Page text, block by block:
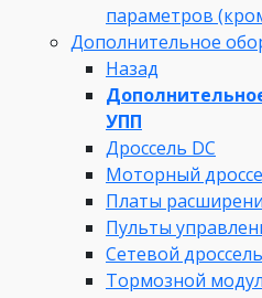
параметров
Дополнительное
Назад
УПП
Дроссель DC
Моторный
Платы
Пульты
Сетевой дроссель
Тормозной